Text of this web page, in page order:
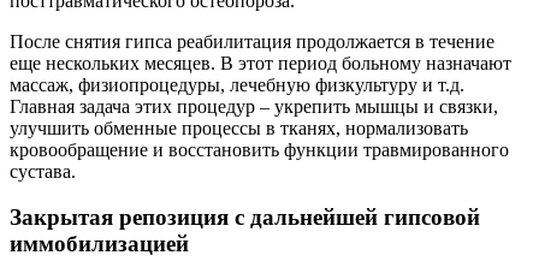
После снятия гипса реабилитация продолжается в течение
еще нескольких месяцев. В этот период больному назначают
массаж, физиопроцедуры, лечебную физкультуру и т.д.
Главная задача этих процедур – укрепить мышцы и связки,
улучшить обменные процессы в тканях, нормализовать
кровообращение и восстановить функции травмированного
сустава.
Закрытая репозиция с дальнейшей гипсовой
иммобилизацией